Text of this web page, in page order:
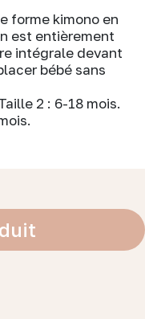
forme kimono en
est entièrement
intégrale devant
bébé sans
2 : 6-18 mois.